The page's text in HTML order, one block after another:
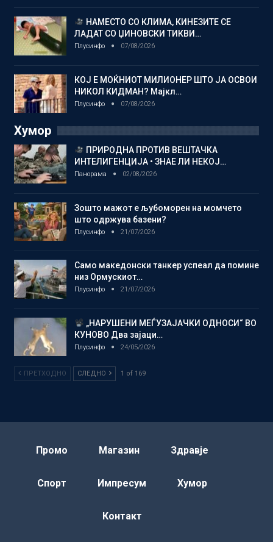
НАМЕСТО СО КЛИМА, КИНЕЗИТЕ СЕ
ЛАДАТ СО ЏИНОВСКИ ТИКВИ…
Плусинфо 07/08/2026
КОЈ Е МОЌНИОТ МИЛИОНЕР ШТО ЈА ОСВОИ
НИКОЛ КИДМАН? Мајкл…
Плусинфо 07/08/2026
Хумор
ПРИРОДНА ПРОТИВ ВЕШТАЧКА
ИНТЕЛИГЕНЦИЈА • ЗНАЕ ЛИ НЕКОЈ…
Панорама 02/08/2026
Зошто мажот е љубоморен на момчето
што одржува базени?
Плусинфо 21/07/2026
Само македонски танкер успеал да помине
низ Ормускиот…
Плусинфо 21/07/2026
„НАРУШЕНИ МЕЃУЗАЈАЧКИ ОДНОСИ“ ВО
КУНОВО Два зајаци…
Плусинфо 24/05/2026
ПРЕТХОДНО СЛЕДНО 1 of 169
Промо Магазин Здравје
Спорт Импресум Хумор
Контакт